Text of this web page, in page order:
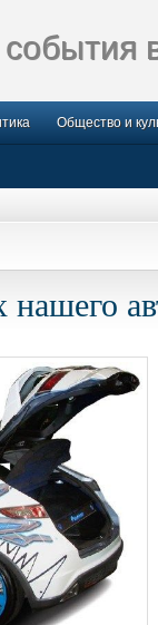
Общество и